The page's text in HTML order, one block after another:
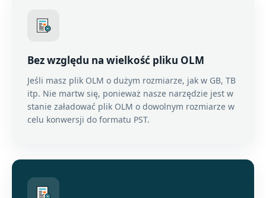
Bez względu na wielkość pliku OLM
Jeśli masz plik OLM o dużym rozmiarze, jak w GB, TB
itp. Nie martw się, ponieważ nasze narzędzie jest w
stanie załadować plik OLM o dowolnym rozmiarze w
celu konwersji do formatu PST.